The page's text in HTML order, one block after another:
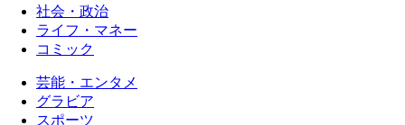
社会・政治
ライフ・マネー
コミック
芸能・エンタメ
グラビア
スポーツ